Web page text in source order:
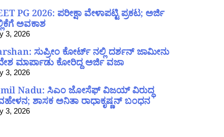
PG 2026: ಪರೀಕ್ಷಾ ವೇಳಾಪಟ್ಟಿ ಪ್ರಕಟ; ಅರ್ಜಿ
ಅವಕಾಶ
3, 2026
ಸುಪ್ರೀಂ ಕೋರ್ಟ್ ನಲ್ಲಿ ದರ್ಶನ್ ಜಾಮೀನು
ಮಾರ್ಪಾಡು ಕೋರಿದ್ದ ಅರ್ಜಿ ವಜಾ
3, 2026
Nadu: ಸಿಎಂ ಜೋಸೆಫ್ ವಿಜಯ್ ವಿರುದ್ಧ
ಶಾಸಕ ಅನಿತಾ ರಾಧಾಕೃಷ್ಣನ್ ಬಂಧನ
3, 2026